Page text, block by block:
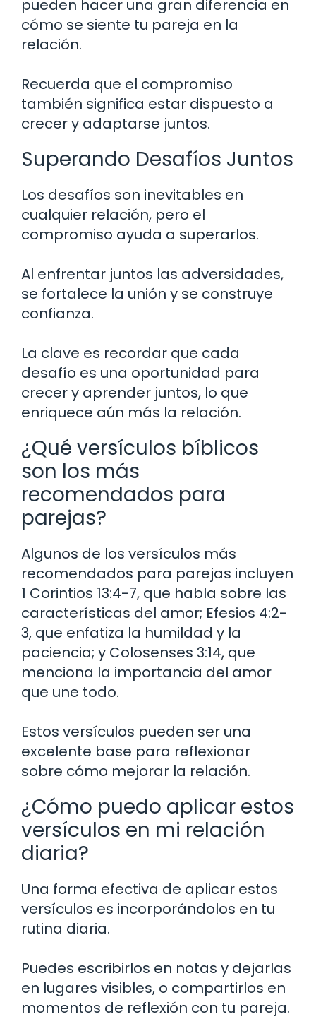
pueden hacer una gran diferencia en
cómo se siente tu pareja en la
relación.
Recuerda que el compromiso
también significa estar dispuesto a
crecer y adaptarse juntos.
Superando Desafíos Juntos
Los desafíos son inevitables en
cualquier relación, pero el
compromiso ayuda a superarlos.
Al enfrentar juntos las adversidades,
se fortalece la unión y se construye
confianza.
La clave es recordar que cada
desafío es una oportunidad para
crecer y aprender juntos, lo que
enriquece aún más la relación.
¿Qué versículos bíblicos
son los más
recomendados para
parejas?
Algunos de los versículos más
recomendados para parejas incluyen
1 Corintios 13:4-7, que habla sobre las
características del amor; Efesios 4:2-
3, que enfatiza la humildad y la
paciencia; y Colosenses 3:14, que
menciona la importancia del amor
que une todo.
Estos versículos pueden ser una
excelente base para reflexionar
sobre cómo mejorar la relación.
¿Cómo puedo aplicar estos
versículos en mi relación
diaria?
Una forma efectiva de aplicar estos
versículos es incorporándolos en tu
rutina diaria.
Puedes escribirlos en notas y dejarlas
en lugares visibles, o compartirlos en
momentos de reflexión con tu pareja.